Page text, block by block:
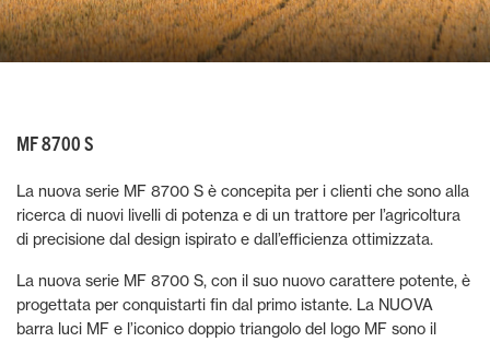
MF 8700 S
La nuova serie MF 8700 S è concepita per i clienti che sono alla
ricerca di nuovi livelli di potenza e di un trattore per l’agricoltura
di precisione dal design ispirato e dall’efficienza ottimizzata.
La nuova serie MF 8700 S, con il suo nuovo carattere potente, è
progettata per conquistarti fin dal primo istante. La NUOVA
barra luci MF e l’iconico doppio triangolo del logo MF sono il